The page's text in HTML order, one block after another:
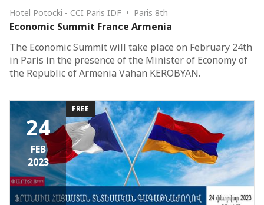
Hotel Potocki - CCI Paris IDF • Paris 8th
Economic Summit France Armenia
The Economic Summit will take place on February 24th
in Paris in the presence of the Minister of Economy of
the Republic of Armenia Vahan KEROBYAN.
24
FEB
2023
FREE